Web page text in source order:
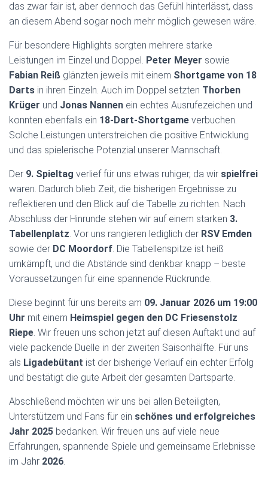
das zwar fair ist, aber dennoch das Gefühl hinterlässt, dass
an diesem Abend sogar noch mehr möglich gewesen wäre.
Für besondere Highlights sorgten mehrere starke
Leistungen im Einzel und Doppel. Peter Meyer sowie
Fabian Reiß glänzten jeweils mit einem Shortgame von 18
Darts in ihren Einzeln. Auch im Doppel setzten Thorben
Krüger und Jonas Nannen ein echtes Ausrufezeichen und
konnten ebenfalls ein 18-Dart-Shortgame verbuchen.
Solche Leistungen unterstreichen die positive Entwicklung
und das spielerische Potenzial unserer Mannschaft.
Der 9. Spieltag verlief für uns etwas ruhiger, da wir spielfrei
waren. Dadurch blieb Zeit, die bisherigen Ergebnisse zu
reflektieren und den Blick auf die Tabelle zu richten. Nach
Abschluss der Hinrunde stehen wir auf einem starken 3.
Tabellenplatz. Vor uns rangieren lediglich der RSV Emden
sowie der DC Moordorf. Die Tabellenspitze ist heiß
umkämpft, und die Abstände sind denkbar knapp – beste
Voraussetzungen für eine spannende Rückrunde.
Diese beginnt für uns bereits am 09. Januar 2026 um 19:00
Uhr mit einem Heimspiel gegen den DC Friesenstolz
Riepe. Wir freuen uns schon jetzt auf diesen Auftakt und auf
viele packende Duelle in der zweiten Saisonhälfte. Für uns
als Ligadebütant ist der bisherige Verlauf ein echter Erfolg
und bestätigt die gute Arbeit der gesamten Dartsparte.
Abschließend möchten wir uns bei allen Beteiligten,
Unterstützern und Fans für ein schönes und erfolgreiches
Jahr 2025 bedanken. Wir freuen uns auf viele neue
Erfahrungen, spannende Spiele und gemeinsame Erlebnisse
im Jahr 2026.